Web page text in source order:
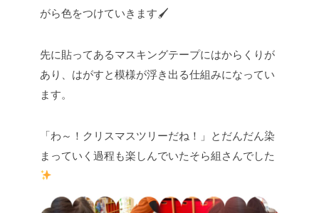
がら色をつけていきます🖌
先に貼ってあるマスキングテープにはからくりが
あり、はがすと模様が浮き出る仕組みになってい
ます。
「わ～！クリスマスツリーだね！」とだんだん染
まっていく過程も楽しんでいたそら組さんでした